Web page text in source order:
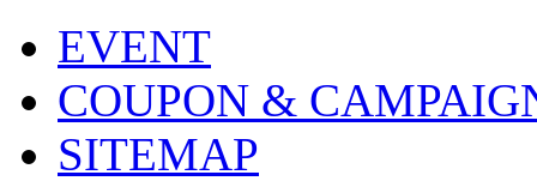
EVENT
COUPON &
SITEMAP